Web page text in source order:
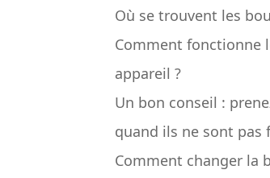
Où se trouvent les
Comment fonctionne
appareil ?
Un bon conseil :
quand ils ne sont pas
Comment changer la